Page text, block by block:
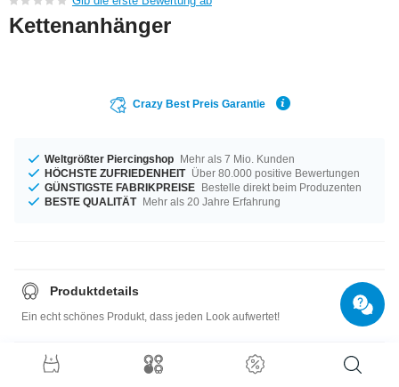
Kettenanhänger
Crazy Best Preis Garantie
Weltgrößter Piercingshop Mehr als 7 Mio. Kunden
HÖCHSTE ZUFRIEDENHEIT Über 80.000 positive Bewertungen
GÜNSTIGSTE FABRIKPREISE Bestelle direkt beim Produzenten
BESTE QUALITÄT Mehr als 20 Jahre Erfahrung
Produktdetails
Ein echt schönes Produkt, dass jeden Look aufwertet!
Größentabelle